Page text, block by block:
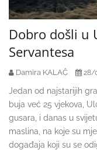
Dobro došli u
Servantesa
Damira KALAČ 28/
Jedan od najstarijih
buja već 25 vjekova,
gusara, i danas u
maslina, na koje su
događaja koji su se